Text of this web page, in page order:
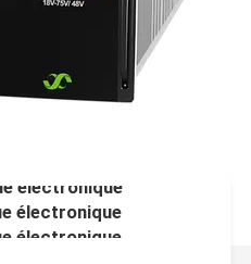
électronique
électronique
électronique